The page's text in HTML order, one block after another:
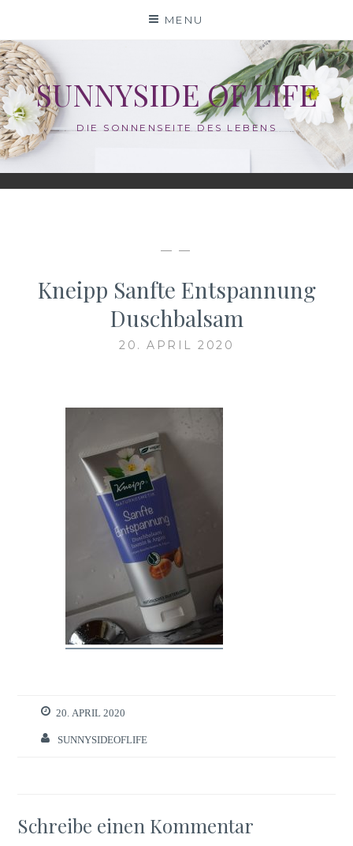
content
MENU
SUNNYSIDE OF LIFE
DIE SONNENSEITE DES LEBENS
— —
Kneipp Sanfte Entspannung
Duschbalsam
20. APRIL 2020
20. APRIL 2020
SUNNYSIDEOFLIFE
Schreibe einen Kommentar